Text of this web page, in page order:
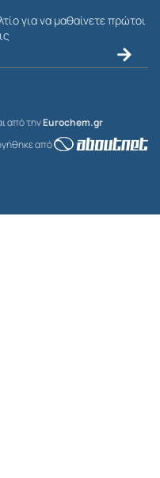
για να μαθαίνετε πρώτοι
Submit
από τηνEurochem.gr
από